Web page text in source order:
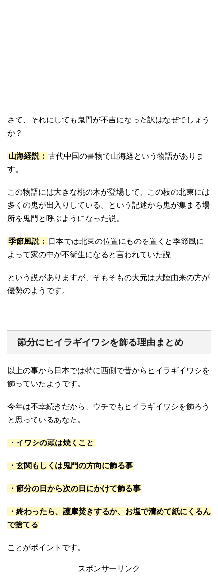
さて、それにしても鬼門が不吉になった訳はなぜでしょう
か？
山海経説： 古代中国の書物で山海経という物語がありま
す。
この物語には大きな桃の木が登場して、この枝の北東には
多くの鬼が出入りしている。という記述から鬼が集まる場
所を鬼門と呼ぶようになった説。
季節風説：
日本では北東の位置にものを置くと季節風に
よって家の中が不衛生になると言われていた説
という説がありますが、そもそもの大元は大陸由来の方が
優勢のようです。
節分にヒイラギイワシを飾る理由まとめ
以上の事から日本では特に西側で昔からヒイラギイワシを
飾っていたようです。
今年は不幸続きだから、ウチでもヒイラギイワシを飾ろう
と思っているあなた。
・イワシの頭は焼くこと
・玄関もしくは鬼門の方向に飾る事
・節分の日から次の日にかけて飾る事
・終わったら、護摩焚きするか、お塩で清めて紙にくるん
で捨てる
ことがポイントです。
スポンサーリンク